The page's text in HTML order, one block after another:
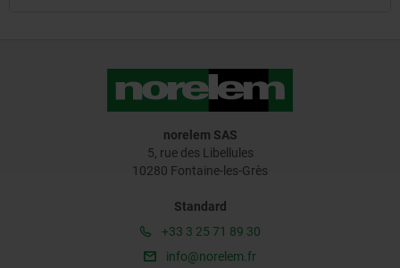
norelem SAS
5, rue des Libellules
10280 Fontaine-les-Grès
Standard
+33 3 25 71 89 30
info@norelem.fr